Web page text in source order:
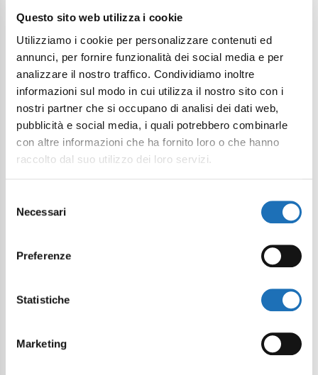
Questo sito web utilizza i cookie
Utilizziamo i cookie per personalizzare contenuti ed
annunci, per fornire funzionalità dei social media e per
analizzare il nostro traffico. Condividiamo inoltre
informazioni sul modo in cui utilizza il nostro sito con i
nostri partner che si occupano di analisi dei dati web,
pubblicità e social media, i quali potrebbero combinarle
con altre informazioni che ha fornito loro o che hanno
raccolto dal suo utilizzo dei loro servizi.
delNecessari
Preferenze
Statistiche
Marketing